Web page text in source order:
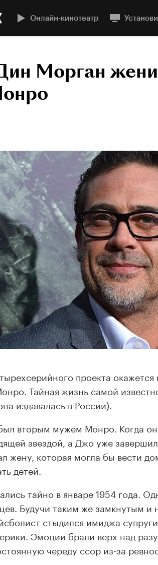
Онлайн-кинотеатр
Морган
проекта
Тайная жизнь самой
издавалась в России).
вторым мужем Монро. Когда
звездой, а Джо уже
жену, которая могла бы вести
детей.
тайно в январе 1954 года.
Будучи таким же замкнутым и
стыдился имиджа
Эмоции брали верх над
череду ссор из-за